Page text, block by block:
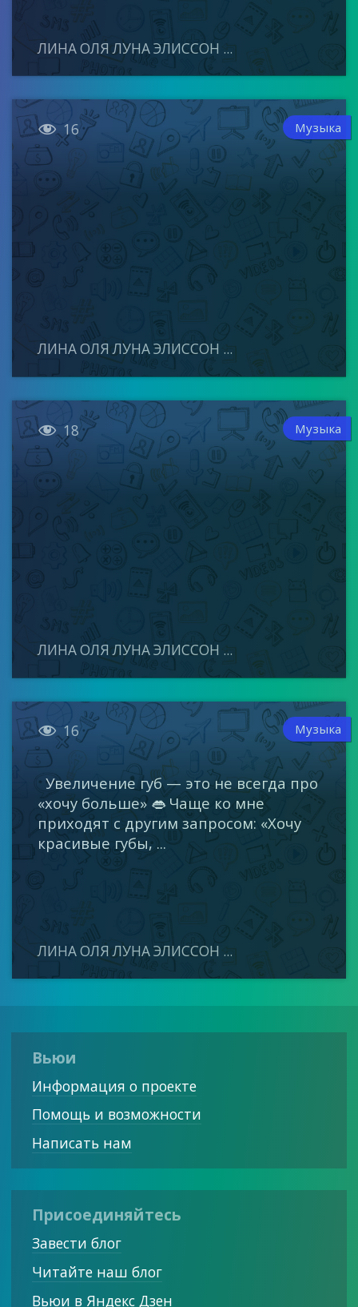
ЛИНА ОЛЯ ЛУНА ЭЛИССОН ...
 16 Музыка
ЛИНА ОЛЯ ЛУНА ЭЛИССОН ...
 18 Музыка
ЛИНА ОЛЯ ЛУНА ЭЛИССОН ...
 16 Музыка
Увеличение губ — это не всегда про
«хочу больше» 👄 Чаще ко мне
приходят с другим запросом: «Хочу
красивые губы, ...
ЛИНА ОЛЯ ЛУНА ЭЛИССОН ...
Вьюи
Информация о проекте
Помощь и возможности
Написать нам
Присоединяйтесь
Завести блог
Читайте наш блог
Вьюи в Яндекс Дзен